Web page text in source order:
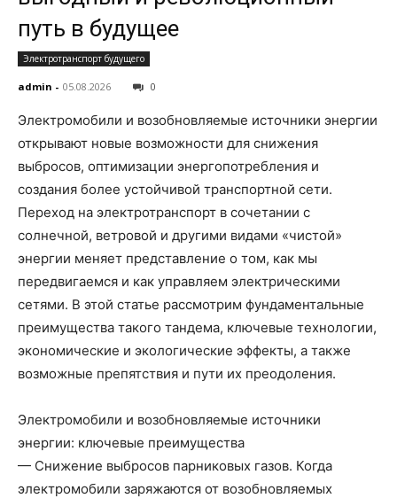
путь в будущее
Электротранспорт будущего
admin - 05.08.2026 0
Электромобили и возобновляемые источники энергии
открывают новые возможности для снижения
выбросов, оптимизации энергопотребления и
создания более устойчивой транспортной сети.
Переход на электротранспорт в сочетании с
солнечной, ветровой и другими видами «чистой»
энергии меняет представление о том, как мы
передвигаемся и как управляем электрическими
сетями. В этой статье рассмотрим фундаментальные
преимущества такого тандема, ключевые технологии,
экономические и экологические эффекты, а также
возможные препятствия и пути их преодоления.
Электромобили и возобновляемые источники
энергии: ключевые преимущества
— Снижение выбросов парниковых газов. Когда
электромобили заряжаются от возобновляемых